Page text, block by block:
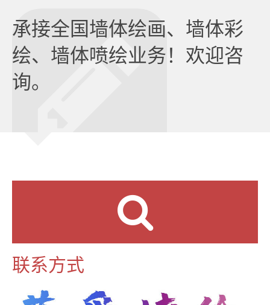
承接全国墙体绘画、墙体彩
绘、墙体喷绘业务！欢迎咨
询。
联系方式